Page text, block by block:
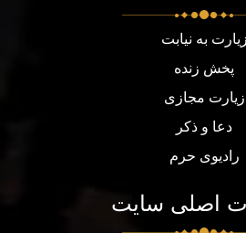
زیارت به نیابت
پخش زنده
زیارت مجازی
دعا و ذکر
رادیوی حرم
اصلی سایت